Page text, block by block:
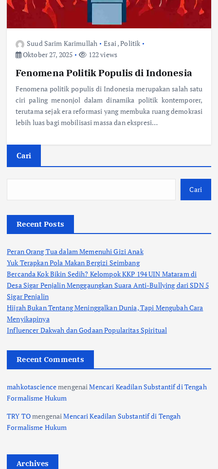
Suud Sarim Karimullah Esai,Politik
Oktober 27, 2025
122 views
Fenomena Politik Populis di Indonesia
Fenomena politik populis di Indonesia merupakan salah satu
ciri paling menonjol dalam dinamika politik kontemporer,
terutama sejak era reformasi yang membuka ruang demokrasi
lebih luas bagi mobilisasi massa dan ekspresi…
Cari
Cari
Recent Posts
Peran Orang Tua dalam Memenuhi Gizi Anak
Yuk Terapkan Pola Makan Bergizi Seimbang
Bercanda Kok Bikin Sedih? Kelompok KKP 194 UIN Mataram di
Desa Sigar Penjalin Menggaungkan Suara Anti-Bullying dari SDN 5
Sigar Penjalin
Hijrah Bukan Tentang Meninggalkan Dunia, Tapi Mengubah Cara
Menyikapinya
Influencer Dakwah dan Godaan Popularitas Spiritual
Recent Comments
mahkotasciencemengenaiMencari Keadilan Substantif di Tengah
Formalisme Hukum
TRY TOmengenaiMencari Keadilan Substantif di Tengah
Formalisme Hukum
Archives